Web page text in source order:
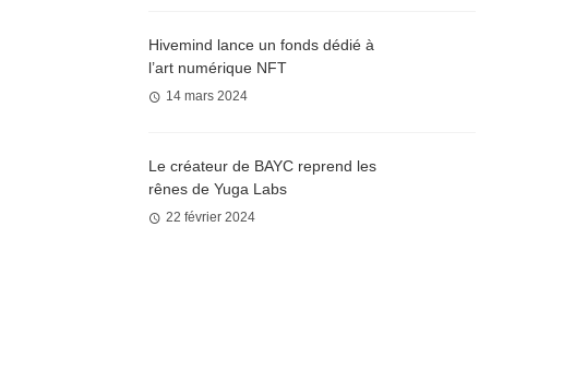
Hivemind lance un fonds dédié à
l’art numérique NFT
14 mars 2024
Le créateur de BAYC reprend les
rênes de Yuga Labs
22 février 2024